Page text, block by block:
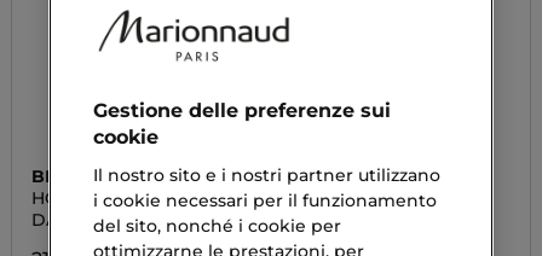
BIOTHERM
HOMME
DAY CONTROL DEO 48H
GUCCI
GUCCI GUILTY POUR
HOMME
Deo Spray
Gestione delle preferenze sui
cookie
Il nostro sito e i nostri partner utilizzano
i cookie necessari per il funzionamento
del sito, nonché i cookie per
ottimizzarne le prestazioni, per